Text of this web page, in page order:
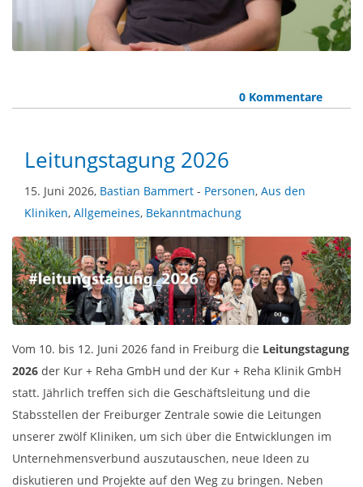
0 Kommentare
Leitungstagung 2026
15. Juni 2026, Bastian Bammert - Personen, Aus den
Kliniken, Allgemeines, Bekanntmachung
Vom 10. bis 12. Juni 2026 fand in Freiburg die Leitungstagung
2026 der Kur + Reha GmbH und der Kur + Reha Klinik GmbH
statt. Jährlich treffen sich die Geschäftsleitung und die
Stabsstellen der Freiburger Zentrale sowie die Leitungen
unserer zwölf Kliniken, um sich über die Entwicklungen im
Unternehmensverbund auszutauschen, neue Ideen zu
diskutieren und Projekte auf den Weg zu bringen. Neben